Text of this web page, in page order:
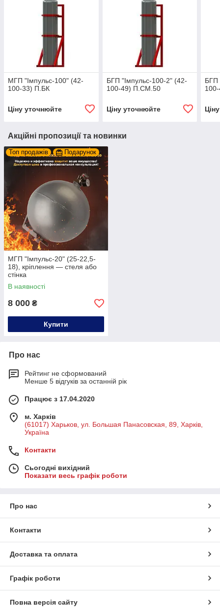
МГП "Імпульс-100" (42-
100-33) П.БК
Ціну уточнюйте
БГП "Імпульс-100-2" (42-
100-49) П.СМ.50
Ціну уточнюйте
БГП
Акційні пропозиції та новинки
Топ продажів Подарунок
МГП "Імпульс-20" (25-22,5-
18), кріплення — стеля або
стінка
В наявності
8 000 ₴
Купити
Про нас
Рейтинг не сформований
Менше 5 відгуків за останній рік
Працює з 17.04.2020
м. Харків
(61017) Харьков, ул. Большая Панасовская, 89, Харків,
Україна
Контакти
Сьогодні вихідний
Показати весь графік роботи
Про нас
Контакти
Доставка та оплата
Графік роботи
Повна версія сайту